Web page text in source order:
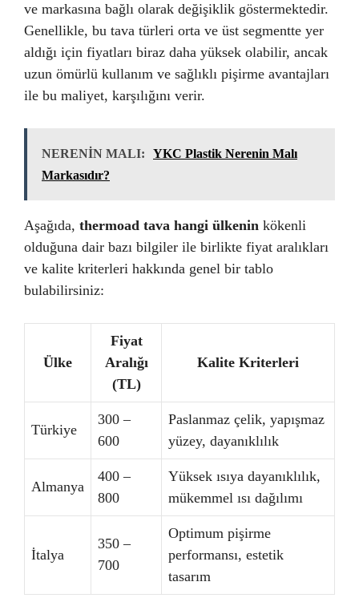
ve markasına bağlı olarak değişiklik göstermektedir.
Genellikle, bu tava türleri orta ve üst segmentte yer
aldığı için fiyatları biraz daha yüksek olabilir, ancak
uzun ömürlü kullanım ve sağlıklı pişirme avantajları
ile bu maliyet, karşılığını verir.
NERENİN MALI:
YKC Plastik Nerenin Malı
Markasıdır?
Aşağıda, thermoad tava hangi ülkenin kökenli
olduğuna dair bazı bilgiler ile birlikte fiyat aralıkları
ve kalite kriterleri hakkında genel bir tablo
bulabilirsiniz:
Ülke
Fiyat
Aralığı
(TL)
Kalite Kriterleri
Türkiye
300 –
600
Paslanmaz çelik, yapışmaz
yüzey, dayanıklılık
Almanya
400 –
800
Yüksek ısıya dayanıklılık,
mükemmel ısı dağılımı
İtalya
350 –
700
Optimum pişirme
performansı, estetik
tasarım